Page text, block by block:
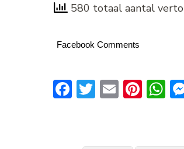
580 totaal aantal
Facebook Comments
Facebook
Twitter
Email